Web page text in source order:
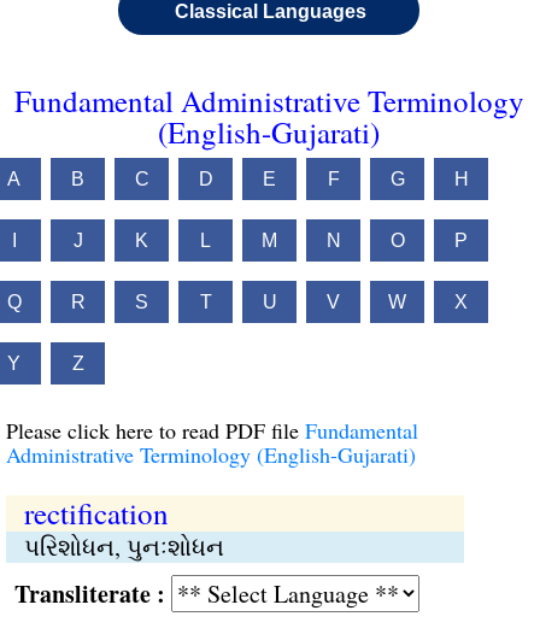
Classical Languages
Fundamental Administrative Terminology
(English-Gujarati)
A B C D E F G H
J K L M N O P
Q R S T U V W X
Y Z
Please click here to read PDF file Fundamental
Administrative Terminology (English-Gujarati)
rectification
પરિશોધન, પુનઃશોધન
: